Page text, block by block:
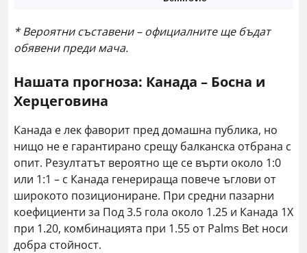
* Вероятни съставени – официалните ще бъдат
обявени преди мача.
Нашата прогноза: Канада – Босна и
Херцеговина
Канада е лек фаворит пред домашна публика, но
нищо не е гарантирано срещу балканска отбрана с
опит. Резултатът вероятно ще се върти около 1:0
или 1:1 – с Канада генерираща повече ъглови от
широкото позициониране. При средни пазарни
коефициенти за Под 3.5 гола около 1.25 и Канада 1X
при 1.20, комбинацията при 1.55 от Palms Bet носи
добра стойност.